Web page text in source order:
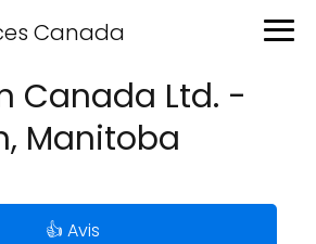
Canada
Canada Ltd. -
Manitoba
👍 Avis